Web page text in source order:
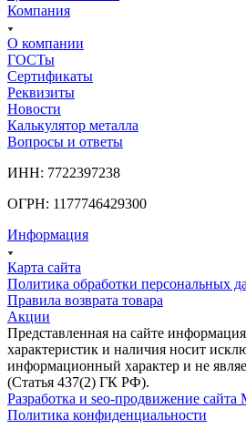
Компания
О компании
ГОСТы
Сертификаты
Реквизиты
Новости
Калькулятор металла
Вопросы и ответы
ИНН: 7722397238
ОГРН: 1177746429300
Информация
Карта сайта
Политика обработки персональных
Правила возврата товара
Акции
Представленная на сайте
характеристик и наличия носит
информационный характер и не
(Статья 437(2) ГК РФ).
Разработка и seo-продвижение сайта
Политика конфиденциальности